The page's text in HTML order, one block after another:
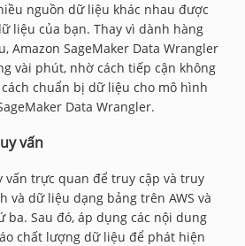
nguồn dữ liệu khác nhau được
liệu của bạn. Thay vì dành hàng
Amazon SageMaker Data Wrangler
vài phút, nhờ cách tiếp cận không
chuẩn bị dữ liệu cho mô hình
Data Wrangler.
vấn
trực quan để truy cập và truy
và dữ liệu dạng bảng trên AWS và
Sau đó, áp dụng các nội dung
chất lượng dữ liệu để phát hiện